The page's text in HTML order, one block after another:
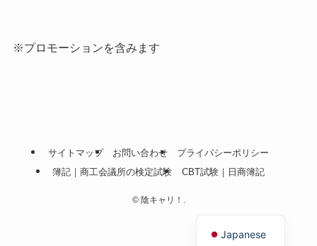
※プロモーションを含みます
サイトマップ お問い合わせ
プライバシーポリシー
簿記｜商工会議所の検定試験
CBT試験｜日商簿記
©陰キャリ！.
Japanese